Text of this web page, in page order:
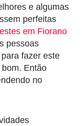
e algumas
perfeitas
em Fiorano
pessoas
fazer este
Então
no